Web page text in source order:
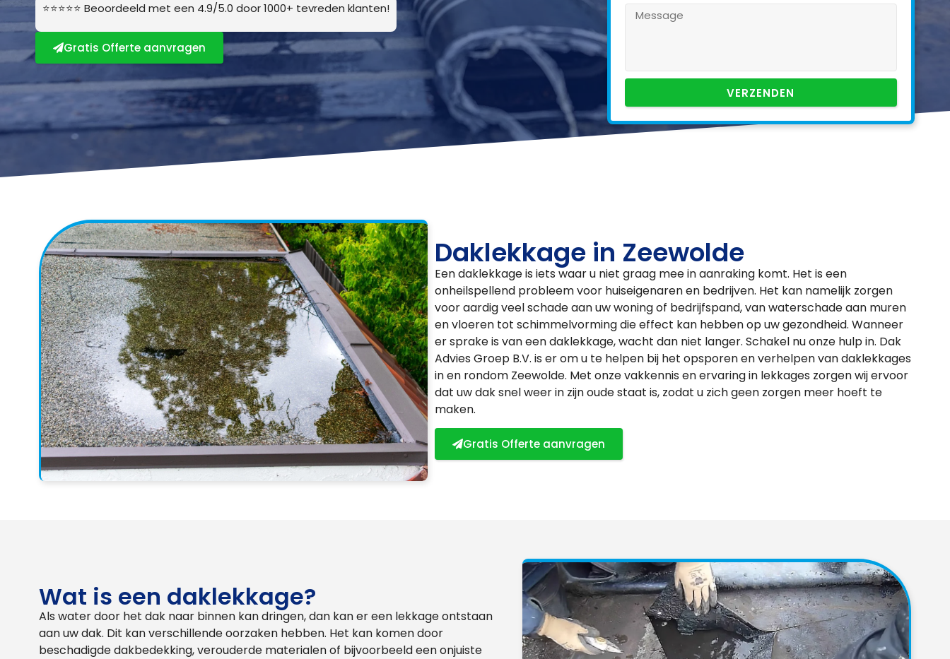
⭐⭐⭐⭐⭐ Beoordeeld met een 4.9/5.0 door 1000+ tevreden klanten!
Gratis Offerte aanvragen
VERZENDEN
Daklekkage in Zeewolde
Een daklekkage is iets waar u niet graag mee in aanraking komt. Het is een
onheilspellend probleem voor huiseigenaren en bedrijven. Het kan namelijk zorgen
voor aardig veel schade aan uw woning of bedrijfspand, van waterschade aan muren
en vloeren tot schimmelvorming die effect kan hebben op uw gezondheid. Wanneer
er sprake is van een daklekkage, wacht dan niet langer. Schakel nu onze hulp in. Dak
Advies Groep B.V. is er om u te helpen bij het opsporen en verhelpen van daklekkages
in en rondom Zeewolde. Met onze vakkennis en ervaring in lekkages zorgen wij ervoor
dat uw dak snel weer in zijn oude staat is, zodat u zich geen zorgen meer hoeft te
maken.
Gratis Offerte aanvragen
Wat is een daklekkage?
Als water door het dak naar binnen kan dringen, dan kan er een lekkage ontstaan
aan uw dak. Dit kan verschillende oorzaken hebben. Het kan komen door
beschadigde dakbedekking, verouderde materialen of bijvoorbeeld een onjuiste